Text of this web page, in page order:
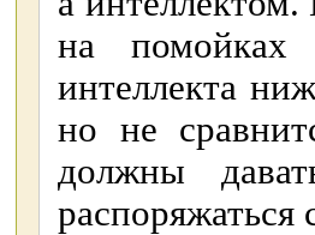
на помойках
интеллекта
но не
должны
распоряжаться